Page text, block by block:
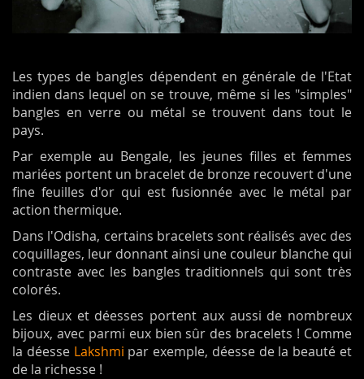
Les types de bangles dépendent en générale de l'Etat
indien dans lequel on se trouve, même si les "simples"
bangles en verre ou métal se trouvent dans tout le
pays.
Par exemple au Bengale, les jeunes filles et femmes
mariées portent un bracelet de bronze recouvert d'une
fine feuilles d'or qui est fusionnée avec le métal par
action thermique.
Dans l'Odisha, certains bracelets sont réalisés avec des
coquillages, leur donnant ainsi une couleur blanche qui
contraste avec les bangles traditionnels qui sont très
colorés.
Les dieux et déesses portent aux aussi de nombreux
bijoux, avec parmi eux bien sûr des bracelets ! Comme
la déesse Lakshmi par exemple, déesse de la beauté et
de la richesse !